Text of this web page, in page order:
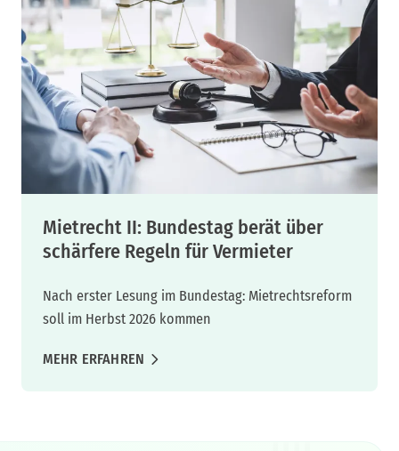
Mietrecht II: Bundestag berät über
schärfere Regeln für Vermieter
Nach erster Lesung im Bundestag: Mietrechtsreform
soll im Herbst 2026 kommen
MEHR ERFAHREN